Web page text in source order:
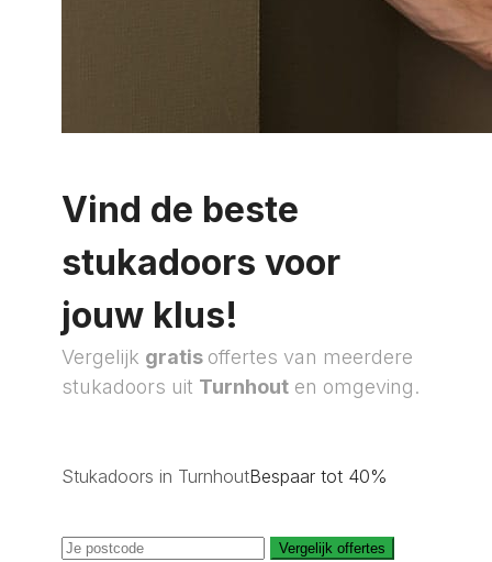
Vind de beste
stukadoors voor
jouw klus!
Vergelijk gratis offertes van meerdere
stukadoors uit Turnhout en omgeving.
Stukadoors in TurnhoutBespaar tot 40%
Vergelijk offertes